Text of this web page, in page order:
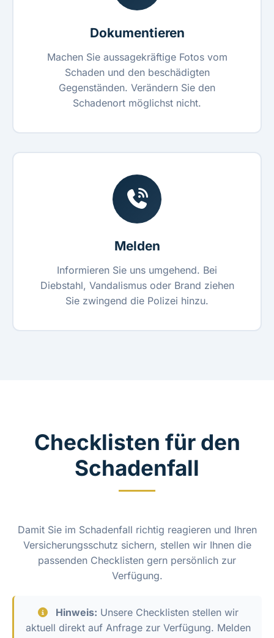
Dokumentieren
Machen Sie aussagekräftige Fotos vom
Schaden und den beschädigten
Gegenständen. Verändern Sie den
Schadenort möglichst nicht.
Melden
Informieren Sie uns umgehend. Bei
Diebstahl, Vandalismus oder Brand ziehen
Sie zwingend die Polizei hinzu.
Checklisten für den
Schadenfall
Damit Sie im Schadenfall richtig reagieren und Ihren
Versicherungsschutz sichern, stellen wir Ihnen die
passenden Checklisten gern persönlich zur
Verfügung.
Hinweis: Unsere Checklisten stellen wir
aktuell direkt auf Anfrage zur Verfügung. Melden